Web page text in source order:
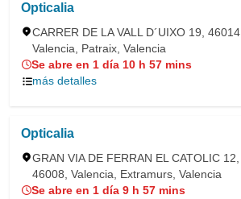
Opticalia
CARRER DE LA VALL D´UIXO 19, 46014,
Valencia, Patraix, Valencia
Se abre en 1 día 10 h 57 mins
más detalles
Opticalia
GRAN VIA DE FERRAN EL CATOLIC 12,
46008, Valencia, Extramurs, Valencia
Se abre en 1 día 9 h 57 mins